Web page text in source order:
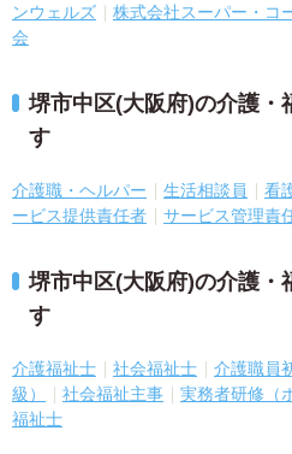
ンウェルズ
株式会社スーパー・コ
会
堺市中区(大阪府)の介護・
す
介護職・ヘルパー 生活相談員 看
ービス提供責任者
サービス管理責
堺市中区(大阪府)の介護・
す
介護福祉士 社会福祉士
介護職員
級）
社会福祉主事 実務者研修（
福祉士